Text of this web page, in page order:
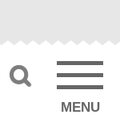
MENU